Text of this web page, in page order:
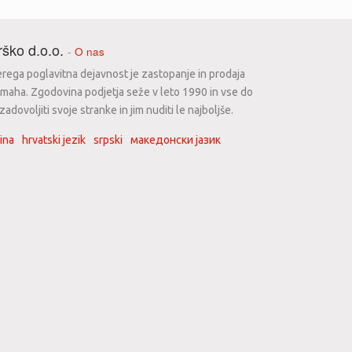
d.o.o. - O nas
poglavitna dejavnost je zastopanje in prodaja
Zgodovina podjetja seže v leto 1990 in vse do
svoje stranke in jim nuditi le najboljše.
hrvatski jezik srpski
македонски јазик